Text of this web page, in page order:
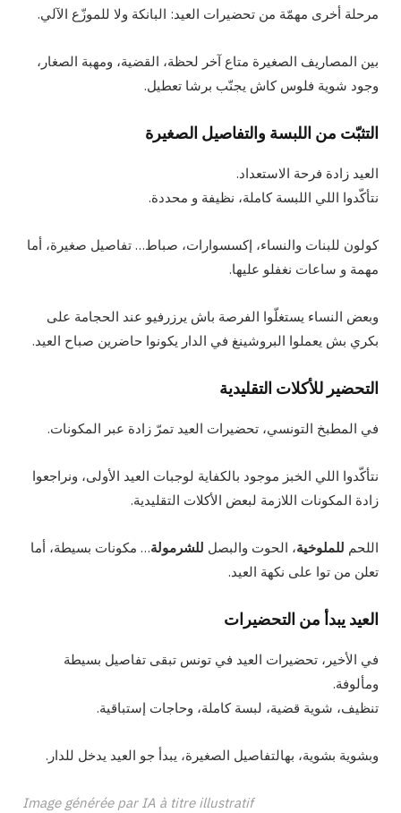
مرحلة أخرى مهمّة من تحضيرات العيد: البانكة ولا للموزّع الآلي.
بين المصاريف الصغيرة متاع آخر لحظة، القضية، ومهبة الصغار،
وجود شوية فلوس كاش يجنّب برشا تعطيل.
التثبّت من اللبسة والتفاصيل الصغيرة
العيد زادة فرحة الاستعداد.
نتأكّدوا اللي اللبسة كاملة، نظيفة و محددة.
كولون للبنات والنساء، إكسسوارات، صباط… تفاصيل صغيرة، أما
مهمة و ساعات نغفلو عليها.
وبعض النساء يستغلّوا الفرصة باش يرزرفيو عند الحجامة على
بكري بش يعملوا البروشينغ في الدار يكونوا حاضرين صباح العيد.
التحضير للأكلات التقليدية
في المطبخ التونسي، تحضيرات العيد تمرّ زادة عبر المكونات.
نتأكّدوا اللي الخبز موجود بالكفاية لوجبات العيد الأولى، ونراجعوا
زادة المكونات اللازمة لبعض الأكلات التقليدية.
اللحم للملوخية، الحوت والبصل للشرمولة… مكونات بسيطة، أما
تعلن من توا على نكهة العيد.
العيد يبدأ من التحضيرات
في الأخير، تحضيرات العيد في تونس تبقى تفاصيل بسيطة
ومألوفة.
تنظيف، شوية قضية، لبسة كاملة، وحاجات إستباقية.
وبشوية بشوية، بهالتفاصيل الصغيرة، يبدأ جو العيد يدخل للدار.
Image générée par IA à titre illustratif